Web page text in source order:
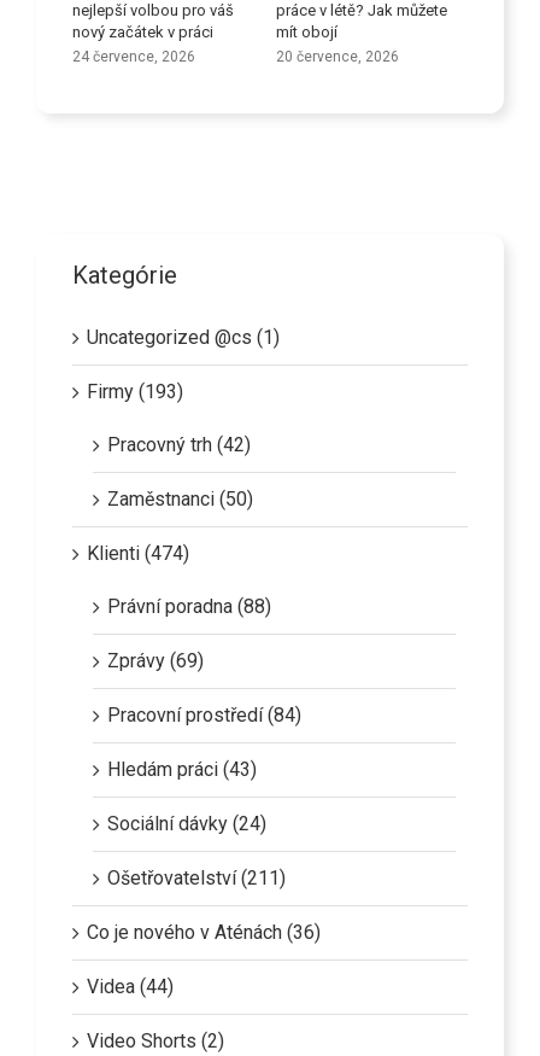
nejlepší volbou pro váš
nový začátek v práci
24 července, 2026
práce v létě? Jak můžete
mít obojí
20 července, 2026
Kategórie
Uncategorized @cs (1)
Firmy (193)
Pracovný trh (42)
Zaměstnanci (50)
Klienti (474)
Právní poradna (88)
Zprávy (69)
Pracovní prostředí (84)
Hledám práci (43)
Sociální dávky (24)
Ošetřovatelství (211)
Co je nového v Aténách (36)
Videa (44)
Video Shorts (2)